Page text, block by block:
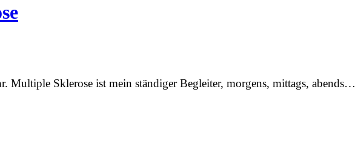
Sklerose ist mein ständiger Begleiter, morgens, mittags, abends…